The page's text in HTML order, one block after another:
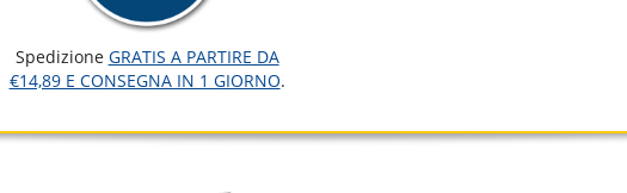
Spedizione GRATIS A PARTIRE DA
€14,89 E CONSEGNA IN 1 GIORNO.